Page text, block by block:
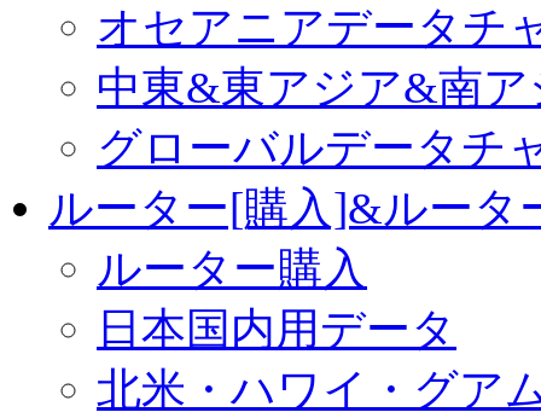
オセアニアデータチ
中東&東アジア&南
グローバルデータチ
ルーター[購入]&ルータ
ルーター購入
日本国内用データ
北米・ハワイ・グア